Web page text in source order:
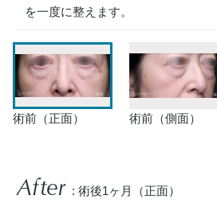
を一度に整えます。
術前（正面） 術前（側面）
After : 術後1ヶ月（正面）